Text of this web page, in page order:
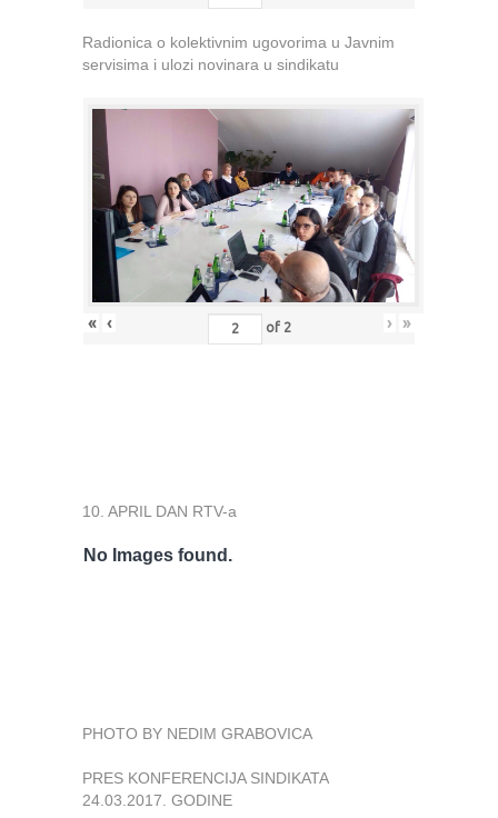
Radionica o kolektivnim ugovorima u Javnim
servisima i ulozi novinara u sindikatu
« ‹ of 2 › »
10. APRIL DAN RTV-a
No Images found.
PHOTO BY NEDIM GRABOVICA
PRES KONFERENCIJA SINDIKATA
24.03.2017. GODINE